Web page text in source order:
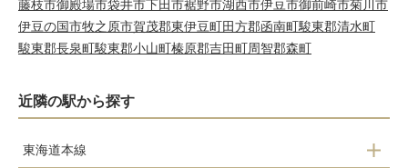
藤枝市御殿場市袋井市下田市裾野市湖西市伊豆市御前崎市菊川市
伊豆の国市牧之原市賀茂郡東伊豆町田方郡函南町駿東郡清水町
駿東郡長泉町駿東郡小山町榛原郡吉田町周智郡森町
近隣の駅から探す
東海道本線